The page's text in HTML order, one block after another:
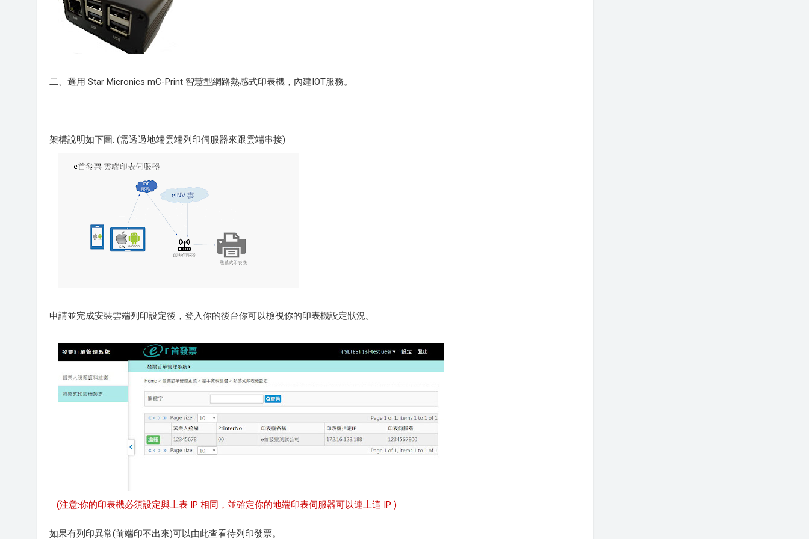
二、選用 Star Micronics mC-Print 智慧型網路熱感式印表機，內建IOT服務。
架構說明如下圖: (需透過地端雲端列印伺服器來跟雲端串接)
申請並完成安裝雲端列印設定後，登入你的後台你可以檢視你的印表機設定狀況。
(注意:你的印表機必須設定與上表 IP 相同，並確定你的地端印表伺服器可以連上這 IP )
如果有列印異常(前端印不出來)可以由此查看待列印發票。